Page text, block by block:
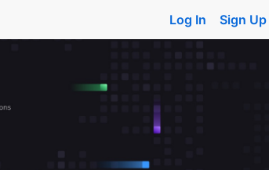
Log In Sign Up